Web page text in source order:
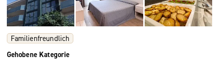
Familienfreundlich
Gehobene Kategorie